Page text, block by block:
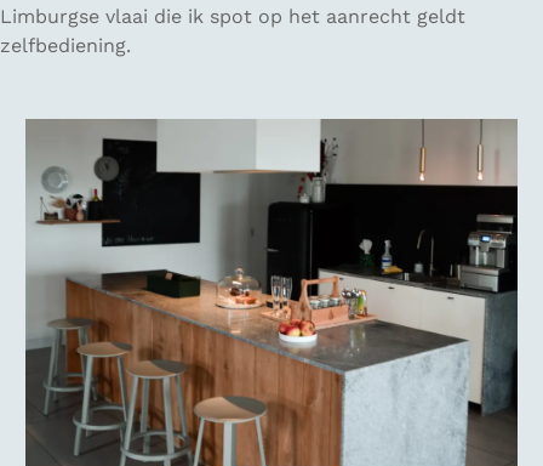
Limburgse vlaai die ik spot op het aanrecht geldt
zelfbediening.